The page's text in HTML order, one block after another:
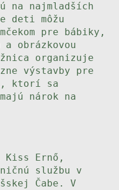
na najmladších
deti môžu
pre bábiky,
a obrázkovou
organizuje
výstavby pre
ktorí sa
nárok na
Ernő,
službu v
Čabe. V